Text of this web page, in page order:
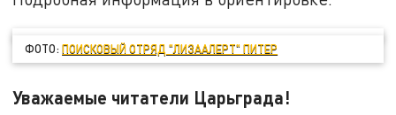
ФОТО:ПОИСКОВЫЙ ОТРЯД "ЛИЗААЛЕРТ" ПИТЕР
Уважаемые читатели Царьграда!